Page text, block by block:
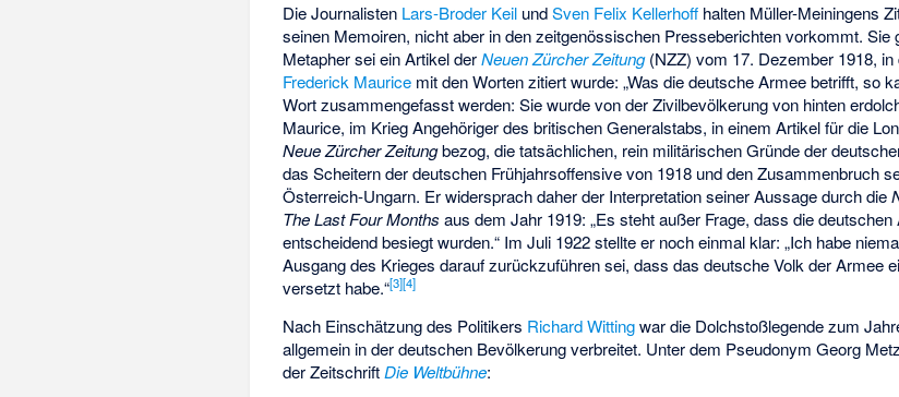
Die Journalisten Lars-Broder Keil undSven Felix Kellerhoff halten Müller-Meiningens
seinen Memoiren, nicht aber in den zeitgenössischen Presseberichten vorkommt. Sie
Metapher sei ein Artikel derNeuen Zürcher Zeitung(NZZ) vom 17. Dezember 1918,
Frederick Maurice mit den Worten zitiert wurde: „Was die deutsche Armee betrifft, so
Wort zusammengefasst werden: Sie wurde von der Zivilbevölkerung von hinten
Maurice, im Krieg Angehöriger des britischen Generalstabs, in einem Artikel für die
Neue Zürcher Zeitungbezog, die tatsächlichen, rein militärischen Gründe der
das Scheitern der deutschen Frühjahrsoffensive von 1918 und den Zusammenbruch
Österreich-Ungarn. Er widersprach daher der Interpretation seiner Aussage durch die
The Last Four Months aus dem Jahr 1919: „Es steht außer Frage, dass die
entscheidend besiegt wurden.“ Im Juli 1922 stellte er noch einmal klar: „Ich habe
Ausgang des Krieges darauf zurückzuführen sei, dass das deutsche Volk der Armee
versetzt habe.“[3][4]
Nach Einschätzung des Politikers Richard Wittingwar die Dolchstoßlegende zum
allgemein in der deutschen Bevölkerung verbreitet. Unter dem Pseudonym Georg
der ZeitschriftDie Weltbühne: